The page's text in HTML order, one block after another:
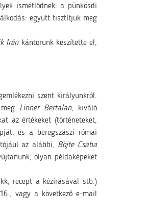
ismétlődnek: a pünkösdi
együtt tisztítjuk meg
Irénkántorunk készítette el,
szent királyunkról.
Linner Bertalan, kiváló
az értékeket (történeteket,
és a beregszászi római
az alábbi, Böjte Csaba
olyan példaképeket
recept a kézírásával stb.)
vagy a következő e-mail